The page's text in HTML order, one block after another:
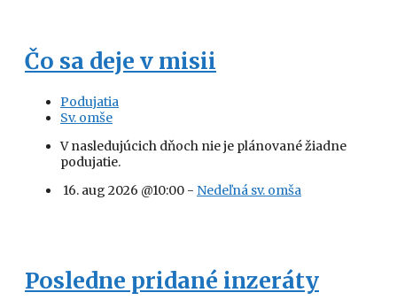
Čo sa deje v misii
Podujatia
Sv. omše
V nasledujúcich dňoch nie je plánované žiadne
podujatie.
16. aug 2026 @10:00 - Nedeľná sv. omša
Posledne pridané inzeráty